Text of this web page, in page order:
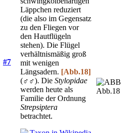
#7
Läppchen reduziert
(die also im Gegensatz
zu den Fliegen vor
den Hautflügeln
stehen). Die Flügel
verhältnismäßig groß
mit wenigen
Längsadern. [Abb.18]
(♂♂). Die Stylopidae
werden heute als
Familie der Ordnung
Strepsiptera
betrachtet.
Abb.18